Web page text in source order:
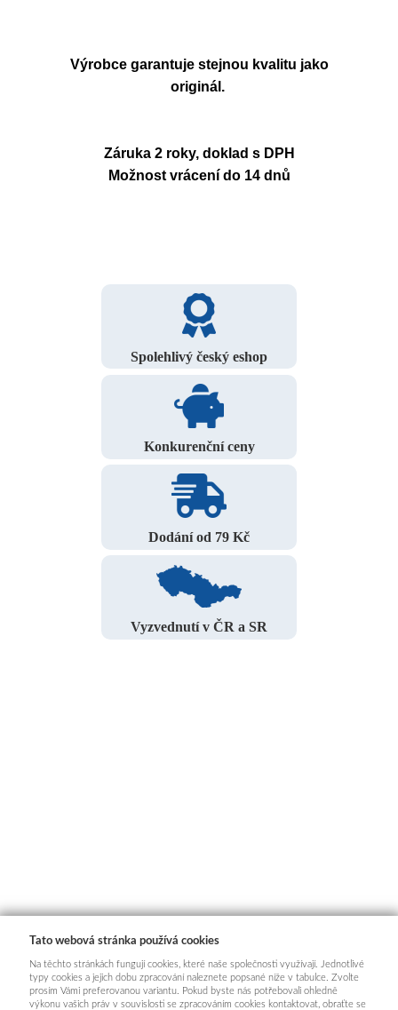
Výrobce garantuje stejnou kvalitu jako
originál.
Záruka 2 roky, doklad s DPH
Možnost vrácení do 14 dnů
Spolehlivý český eshop
Konkurenční ceny
Dodání od 79 Kč
Vyzvednutí v ČR a SR
Tato webová stránka používá cookies
Na těchto stránkách fungují cookies, které naše společnosti využívají. Jednotlivé
typy cookies a jejich dobu zpracování naleznete popsané níže v tabulce. Zvolte
prosím Vámi preferovanou variantu. Pokud byste nás potřebovali ohledně
výkonu vašich práv v souvislosti se zpracováním cookies kontaktovat, obraťte se